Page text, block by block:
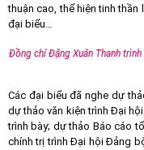
thuận cao, thể hiện tinh
đại biểu…
Đồng chí Đặng Xuân Thanh
Các đại biểu đã nghe dự
dự thảo văn kiện trình Đại
trình bày; dự thảo Báo cáo
chính trị trình Đại hội Đảng